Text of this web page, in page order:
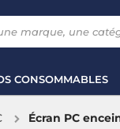
CONSOMMABLES
Écran PC